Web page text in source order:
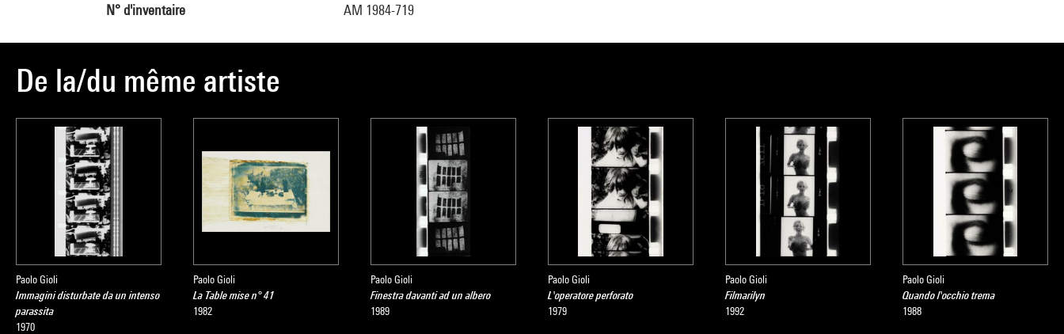
N° d'inventaire AM 1984-719
De la/du même artiste
Paolo Gioli
Immagini disturbate da un intenso
parassita
1970
Paolo Gioli
La Table mise n° 41
1982
Paolo Gioli
Finestra davanti ad un albero
1989
Paolo Gioli
L'operatore perforato
1979
Paolo Gioli
Filmarilyn
1992
Paolo Gioli
Quando l'occhio trema
1988